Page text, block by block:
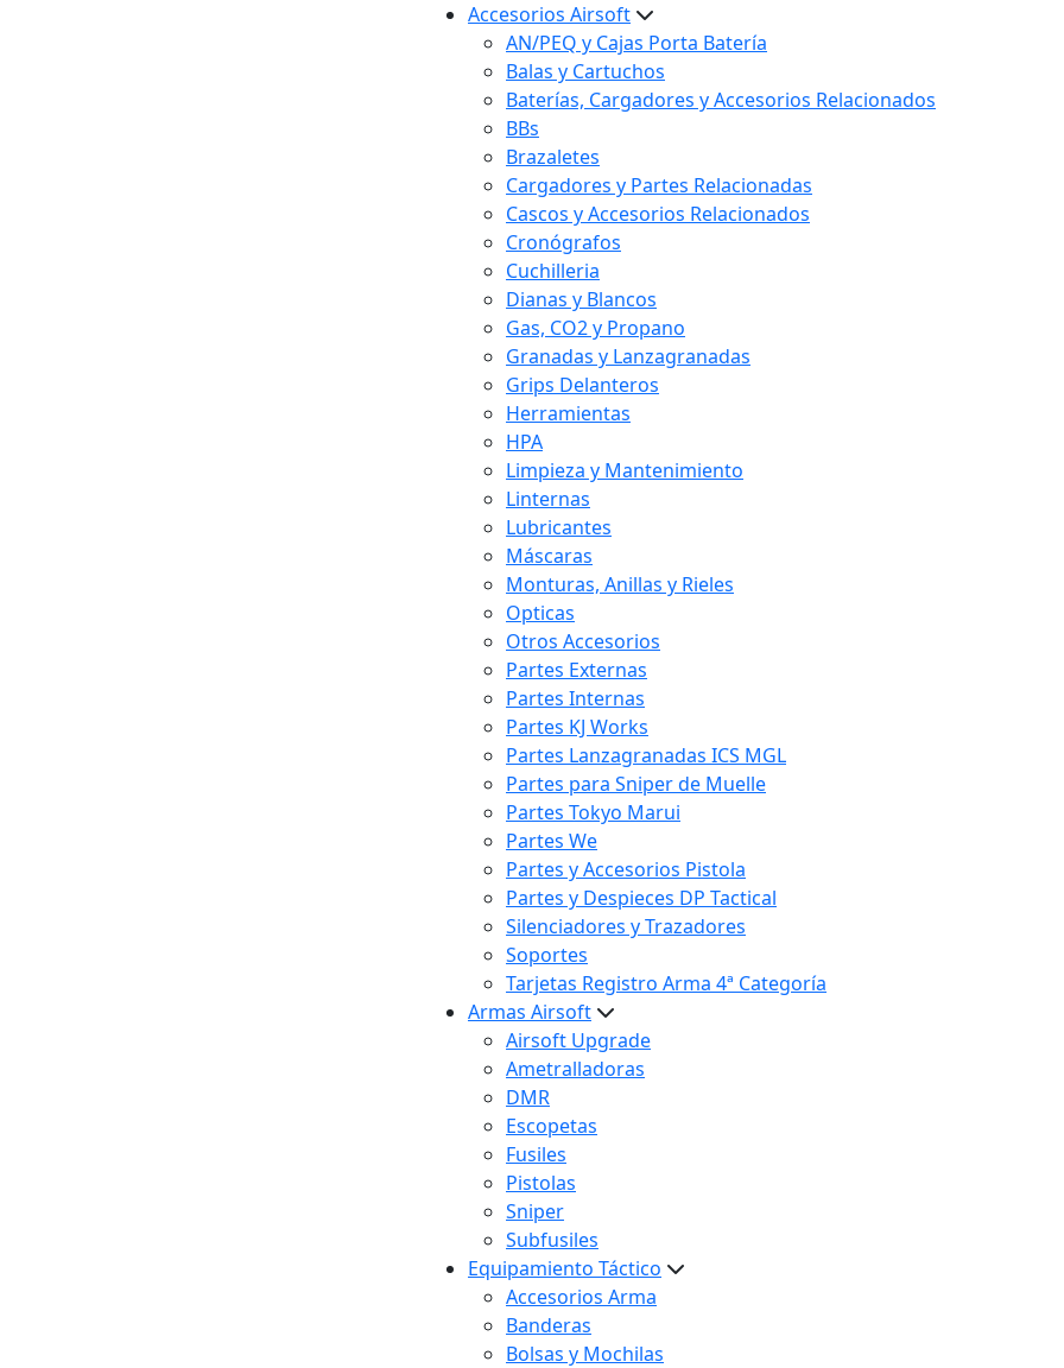
Accesorios Airsoft
AN/PEQ y Cajas Porta Batería
Balas y Cartuchos
Baterías, Cargadores y Accesorios Relacionados
BBs
Brazaletes
Cargadores y Partes Relacionadas
Cascos y Accesorios Relacionados
Cronógrafos
Cuchilleria
Dianas y Blancos
Gas, CO2 y Propano
Granadas y Lanzagranadas
Grips Delanteros
Herramientas
HPA
Limpieza y Mantenimiento
Linternas
Lubricantes
Máscaras
Monturas, Anillas y Rieles
Opticas
Otros Accesorios
Partes Externas
Partes Internas
Partes KJ Works
Partes Lanzagranadas ICS MGL
Partes para Sniper de Muelle
Partes Tokyo Marui
Partes We
Partes y Accesorios Pistola
Partes y Despieces DP Tactical
Silenciadores y Trazadores
Soportes
Tarjetas Registro Arma 4ª Categoría
Armas Airsoft
Airsoft Upgrade
Ametralladoras
DMR
Escopetas
Fusiles
Pistolas
Sniper
Subfusiles
Equipamiento Táctico
Accesorios Arma
Banderas
Bolsas y Mochilas